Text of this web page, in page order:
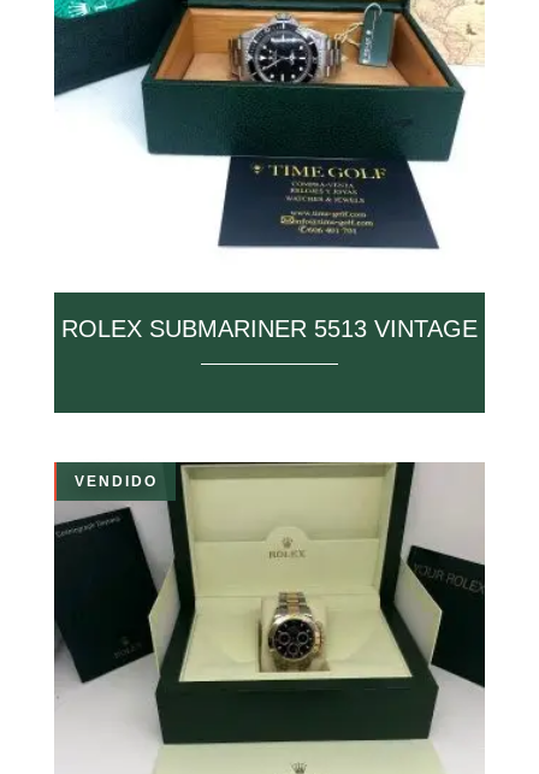
ROLEX SUBMARINER 5513 VINTAGE
VENDIDO